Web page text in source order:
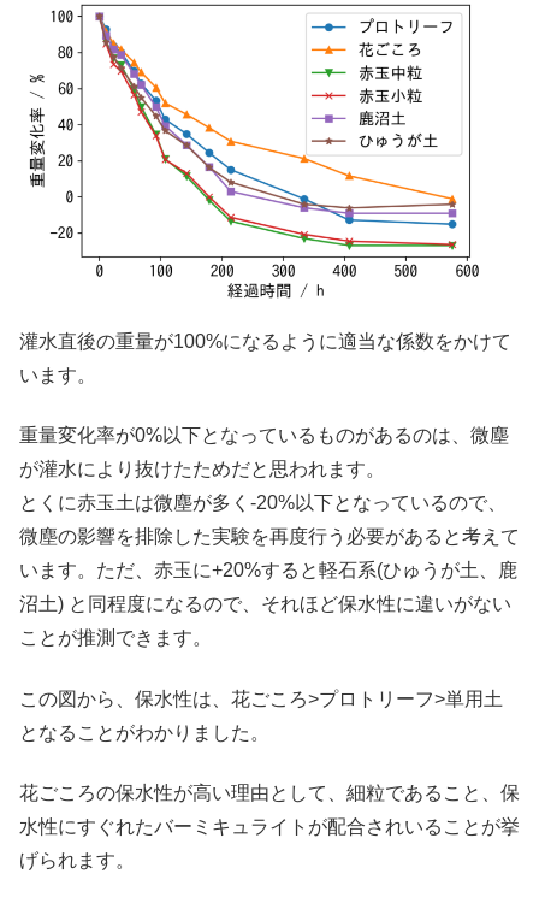
灌水直後の重量が100%になるように適当な係数をかけて
います。
重量変化率が0%以下となっているものがあるのは、微塵
が灌水により抜けたためだと思われます。
とくに赤玉土は微塵が多く-20%以下となっているので、
微塵の影響を排除した実験を再度行う必要があると考えて
います。ただ、赤玉に+20%すると軽石系(ひゅうが土、鹿
沼土) と同程度になるので、それほど保水性に違いがない
ことが推測できます。
この図から、保水性は、花ごころ>プロトリーフ>単用土
となることがわかりました。
花ごころの保水性が高い理由として、細粒であること、保
水性にすぐれたバーミキュライトが配合されいることが挙
げられます。